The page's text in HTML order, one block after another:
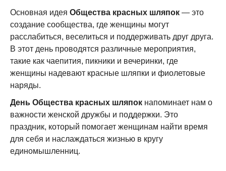
Основная идея Общества красных шляпок — это
создание сообщества, где женщины могут
расслабиться, веселиться и поддерживать друг друга.
В этот день проводятся различные мероприятия,
такие как чаепития, пикники и вечеринки, где
женщины надевают красные шляпки и фиолетовые
наряды.
День Общества красных шляпок напоминает нам о
важности женской дружбы и поддержки. Это
праздник, который помогает женщинам найти время
для себя и наслаждаться жизнью в кругу
единомышленниц.